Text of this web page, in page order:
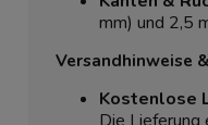
mm) und 2,5
Versandhinweise
Kostenlose